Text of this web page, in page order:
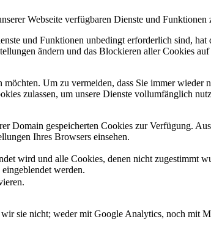
Webseite verfügbaren Dienste und Funktionen
und Funktionen unbedingt erforderlich sind,
ändern und das Blockieren aller Cookies
Um zu vermeiden, dass Sie immer
zulassen, um unsere Dienste vollumfänglich
Domain gespeicherten Cookies zur Verfügung.
Ihres Browsers einsehen.
wird und alle Cookies, denen nicht zugestimmt
werden.
sie nicht; weder mit Google Analytics, noch mit